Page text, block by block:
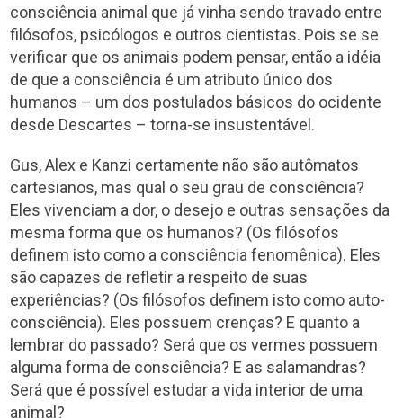
consciência animal que já vinha sendo travado entre
filósofos, psicólogos e outros cientistas. Pois se se
verificar que os animais podem pensar, então a idéia
de que a consciência é um atributo único dos
humanos – um dos postulados básicos do ocidente
desde Descartes – torna-se insustentável.
Gus, Alex e Kanzi certamente não são autômatos
cartesianos, mas qual o seu grau de consciência?
Eles vivenciam a dor, o desejo e outras sensações da
mesma forma que os humanos? (Os filósofos
definem isto como a consciência fenomênica). Eles
são capazes de refletir a respeito de suas
experiências? (Os filósofos definem isto como auto-
consciência). Eles possuem crenças? E quanto a
lembrar do passado? Será que os vermes possuem
alguma forma de consciência? E as salamandras?
Será que é possível estudar a vida interior de uma
animal?